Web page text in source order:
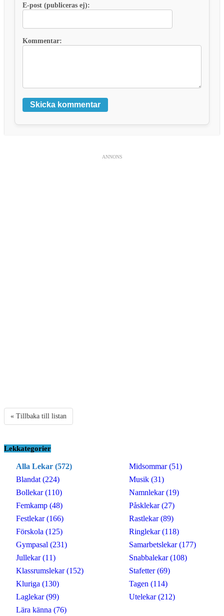
E-post (publiceras ej):
Kommentar:
Skicka kommentar
ANNONS
« Tillbaka till listan
Lekkategorier
Alla Lekar (572)
Blandat (224)
Bollekar (110)
Femkamp (48)
Festlekar (166)
Förskola (125)
Gympasal (231)
Jullekar (11)
Klassrumslekar (152)
Kluriga (130)
Laglekar (99)
Lära känna (76)
Midsommar (51)
Musik (31)
Namnlekar (19)
Påsklekar (27)
Rastlekar (89)
Ringlekar (118)
Samarbetslekar (177)
Snabbalekar (108)
Stafetter (69)
Tagen (114)
Utelekar (212)